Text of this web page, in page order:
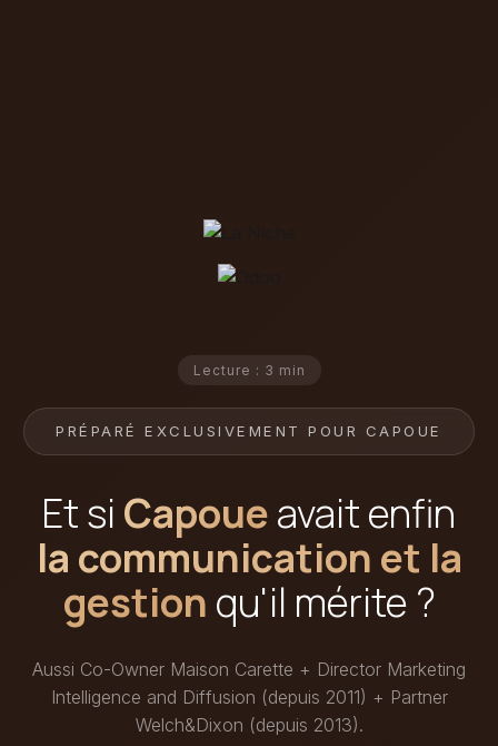
Lecture : 3 min
PRÉPARÉ EXCLUSIVEMENT POUR CAPOUE
Et si Capoueavait enfin
la communication et la
gestion qu'il mérite ?
Aussi Co-Owner Maison Carette + Director Marketing
Intelligence and Diffusion (depuis 2011) + Partner
Welch&Dixon (depuis 2013).